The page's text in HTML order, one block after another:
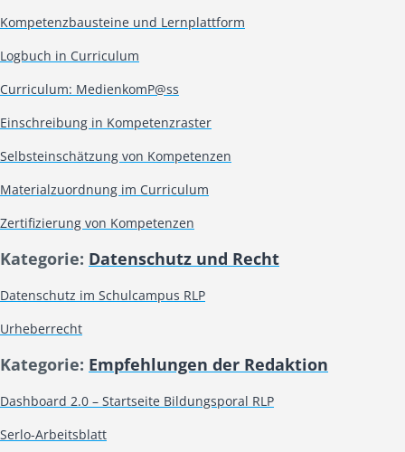
Kompetenzbausteine und Lernplattform
Logbuch in Curriculum
Curriculum: MedienkomP@ss
Einschreibung in Kompetenzraster
Selbsteinschätzung von Kompetenzen
Materialzuordnung im Curriculum
Zertifizierung von Kompetenzen
Kategorie: Datenschutz und Recht
Datenschutz im Schulcampus RLP
Urheberrecht
Kategorie: Empfehlungen der Redaktion
Dashboard 2.0 – Startseite Bildungsporal RLP
Serlo-Arbeitsblatt